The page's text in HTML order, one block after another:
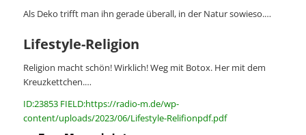
Als Deko trifft man ihn gerade überall, in der Natur sowieso.…
Lifestyle-Religion
Religion macht schön! Wirklich! Weg mit Botox. Her mit dem
Kreuzkettchen.…
ID:23853 FIELD:https://radio-m.de/wp-
content/uploads/2023/06/Lifestyle-Relifionpdf.pdf